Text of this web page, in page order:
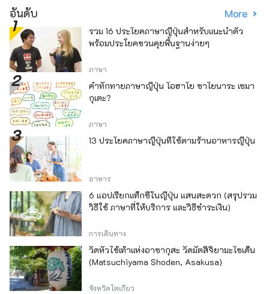
อันดับ More
รวม 16 ประโยคภาษาญี่ปุ่นสำหรับแนะนำตัว
พร้อมประโยคชวนคุยพื้นฐานง่ายๆ
ภาษา
คำทักทายภาษาญี่ปุ่น โอฮาโย ซาโยนาระ เซมา
กุเตะ?
ภาษา
13 ประโยคภาษาญี่ปุ่นที่ใช้ตามร้านอาหารญี่ปุ่น
อาหาร
6 แอปเรียกแท็กซี่ในญี่ปุ่น แสนสะดวก (สรุปรวม
วิธีใช้ ภาษาที่ให้บริการ และวิธีชำระเงิน)
การเดินทาง
วัดหัวไช้เท้าแห่งอาซากุสะ วัดมัตสึจิยามะโชเด็น
(Matsuchiyama Shoden, Asakusa)
จังหวัดโตเกียว